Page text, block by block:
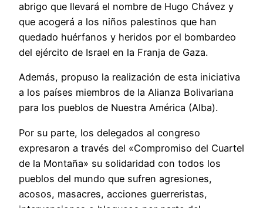
abrigo que llevará el nombre de Hugo Chávez y
que acogerá a los niños palestinos que han
quedado huérfanos y heridos por el bombardeo
del ejército de Israel en la Franja de Gaza.
Además, propuso la realización de esta iniciativa
a los países miembros de la Alianza Bolivariana
para los pueblos de Nuestra América (Alba).
Por su parte, los delegados al congreso
expresaron a través del «Compromiso del Cuartel
de la Montaña» su solidaridad con todos los
pueblos del mundo que sufren agresiones,
acosos, masacres, acciones guerreristas,